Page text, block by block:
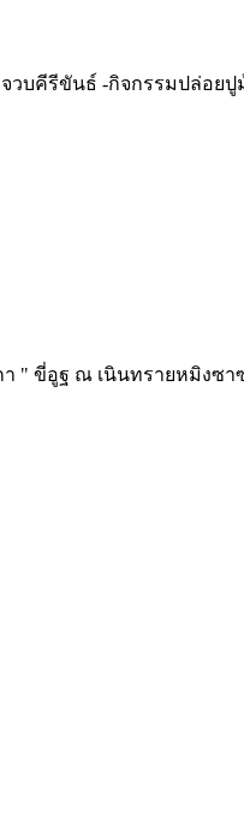
วบคีรีขันธ์ -กิจกรรมปล่อย
า " ขี่อูฐ ณ เนินทรายหมิงซ